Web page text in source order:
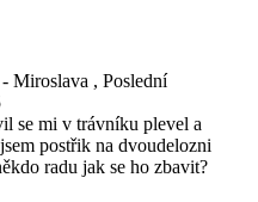
Miroslava , Poslední
se mi v trávníku plevel a
postřik na dvoudelozni
radu jak se ho zbavit?